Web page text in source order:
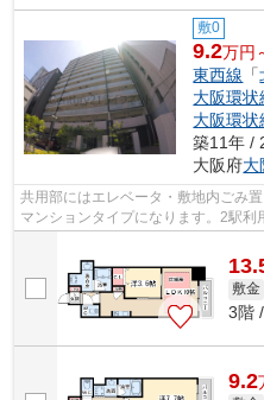
敷0
9.2万円
東西線 「
大阪環状
大阪環状
築11年 /
大阪府大
共用部にはエレベータ・敷地内ごみ
マンションタイプになります。2駅
敷金
3階
9.2